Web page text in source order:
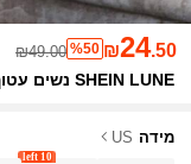
₪24.50
%50
₪49.00
SHEIN LUNE נשים עטוף מודפס קשירה במותן חולצה
מידה US
10 left